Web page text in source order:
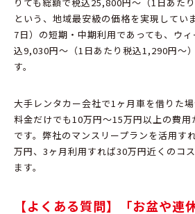
という、 地域最安級の価格を実現していま
7日）の短期・中期利用であっても、
ウ
込9,030円〜 （1日あたり税込1,290円〜
す。
大手レンタカー会社で1ヶ月車を借りた場
料金だけでも10万円〜15万円以上の費
です。 弊社のマンスリープランを活用すれ
万円、3ヶ月利用すれば30万円近くのコ
ます。
【よくある質問】「お盆や連